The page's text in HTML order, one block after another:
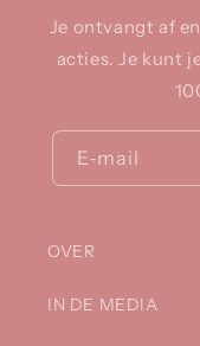
Je ontvangt af
acties. Je kunt
E‑mail
OVER
IN DE MEDIA